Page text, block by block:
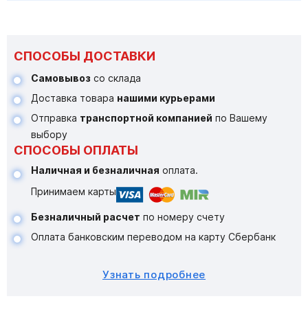
СПОСОБЫ ДОСТАВКИ
Самовывоз со склада
Доставка товара нашими курьерами
Отправка транспортной компанией по Вашему
выбору
СПОСОБЫ ОПЛАТЫ
Наличная и безналичная оплата.
Принимаем карты
Безналичный расчет по номеру счету
Оплата банковским переводом на карту Сбербанк
Узнать подробнее